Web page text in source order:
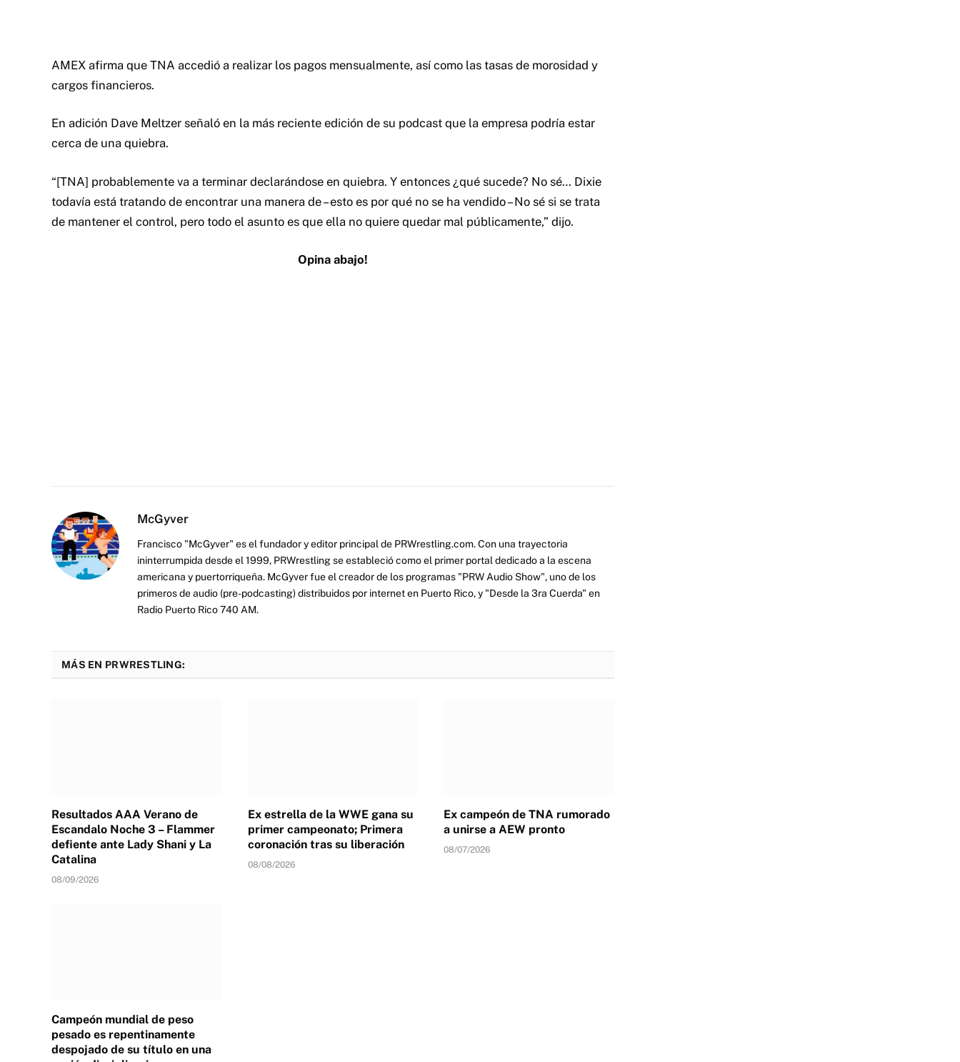
AMEX afirma que TNA accedió a realizar los pagos mensualmente, así como las tasas de morosidad y
cargos financieros.
En adición Dave Meltzer señaló en la más reciente edición de su podcast que la empresa podría estar
cerca de una quiebra.
“[TNA] probablemente va a terminar declarándose en quiebra. Y entonces ¿qué sucede? No sé… Dixie
todavía está tratando de encontrar una manera de – esto es por qué no se ha vendido – No sé si se trata
de mantener el control, pero todo el asunto es que ella no quiere quedar mal públicamente,” dijo.
Opina abajo!
McGyver
Francisco "McGyver" es el fundador y editor principal de PRWrestling.com. Con una trayectoria
ininterrumpida desde el 1999, PRWrestling se estableció como el primer portal dedicado a la escena
americana y puertorriqueña. McGyver fue el creador de los programas "PRW Audio Show", uno de los
primeros de audio (pre-podcasting) distribuidos por internet en Puerto Rico, y "Desde la 3ra Cuerda" en
Radio Puerto Rico 740 AM.
MÁS EN PRWRESTLING:
Resultados AAA Verano de
Escandalo Noche 3 – Flammer
defiente ante Lady Shani y La
Catalina
08/09/2026
Ex estrella de la WWE gana su
primer campeonato; Primera
coronación tras su liberación
08/08/2026
Ex campeón de TNA rumorado
a unirse a AEW pronto
08/07/2026
Campeón mundial de peso
pesado es repentinamente
despojado de su título en una